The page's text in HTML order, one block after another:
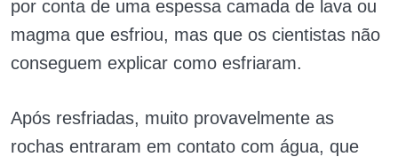
por conta de uma espessa camada de lava ou
magma que esfriou, mas que os cientistas não
conseguem explicar como esfriaram.
Após resfriadas, muito provavelmente as
rochas entraram em contato com água, que